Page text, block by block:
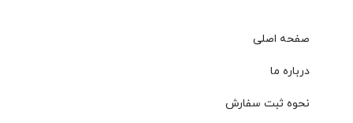
صفحه اصلی
درباره ما
نحوه ثبت سفارش